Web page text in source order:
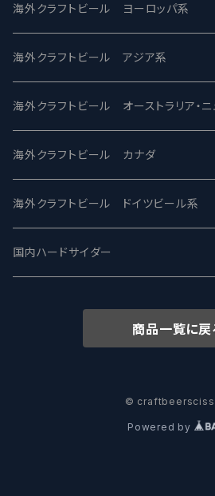
バテレ -VERTERE
2nd Story Ale Works -セカンドストー
ビアへるん - Beer Hearn
忽布古丹醸造 - HOP KOTAN
ワイマーケットブルーイング
志賀高原ビール - SIGAKOGEN
箕面ビール - MINOH BEER
サンクトガーレン - Sankt Gallen
Modern Times モダンタイムズ
Maui マウイ
Toppling Goliath トップリンゴライア
Fair State フェアステイト
Lagunitas ラグニタス
FirestoneWalker ファイアストーン
Mikkeller ミッケラー
Hop Nation ホップネーション
海外クラフトビール ヨーロッパ系
UnBarred -アンバード
SAIREN /サイレン
ワイルドチャイルド - Wilde Child
BrewDog Brewery - ブリュードッグ
The Flying Inn / ザ フライイング イン
Lambiek Fabriek - ファブリーク
海外クラフトビール アジア系
gweilo-鬼佬 グウァイロ
Heart Of Darkness - ハートオブダー
Carbon brews -カーボン
TAIHU - タイフー
Behemoth - ベヒーモス
海外クラフトビール オーストラリア・ニ
ROCKY RIDGE - ロッキーリッジ
BODRIGGY BREWING ボッドリッ
CO-CONSPIRATORS コ・コンスピレ
Deep Creek Brewing Co.
8 Wired エイトワイアード
海外クラフトビール カナダ
Jackie O's ジャッキーオーズ
Westbrook ウェストブルック
Strathcona ストラスコナ
ODIN BREWING オディン
海外クラフトビール ドイツビール系
Karmeliten カーメリテン
Früh フリュー
国内ハードサイダー
商品一覧に戻
©
Powered by